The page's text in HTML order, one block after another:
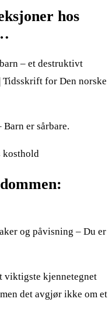
hos
– et destruktivt
Tidsskrift for Den norske
er sårbare.
kosthold
og påvisning – Du er
viktigste kjennetegnet
det avgjør ikke om et